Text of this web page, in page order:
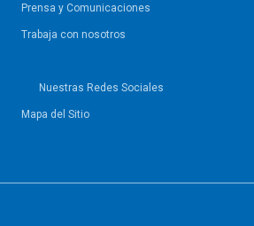
Prensa y Comunicaciones
Trabaja con nosotros
Nuestras Redes Sociales
Mapa del Sitio